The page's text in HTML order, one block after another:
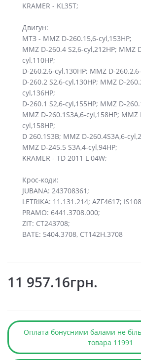
KRAMER - KL35T;
Двигун:
МТЗ - MMZ D-260.15,6-cyl,153HP;
MMZ D-260.4 S2,6-cyl,212HP; MMZ
cyl,110HP;
D-260,2,6-cyl,130HP; MMZ D-
D-260.2 S2,6-cyl,130HP; MMZ D-
cyl,136HP;
D-260.1 S2,6-cyl,155HP; MMZ D-
MMZ D-260.1S3A,6-cyl,158HP; MMZ
cyl,158HP;
D 260.1S3B; MMZ D-260.4S3A,6-
MMZ D-245.5 S3A,4-cyl,94HP;
KRAMER - TD 2011 L 04W;
Крос-коди:
JUBANA: 243708361;
LETRIKA: 11.131.214; AZF4617;
PRAMO: 6441.3708.000;
ZIT: CT243708;
BATE: 5404.3708, CT142H.3708
11 957.16грн.
Оплата бонусними балами не
товара 11991